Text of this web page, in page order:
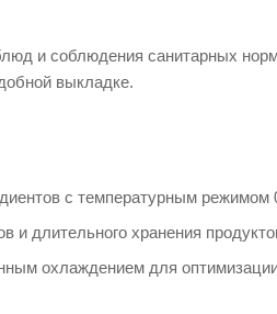
и соблюдения санитарных
выкладке.
с температурным режимом
и длительного хранения
охлаждением для